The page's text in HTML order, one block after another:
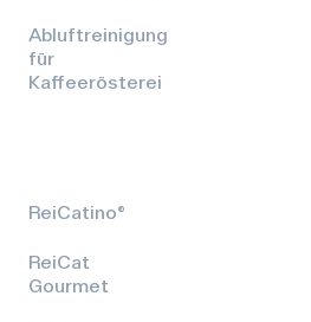
Abluftreinigung
für
Kaffeerösterei
ReiCatino®
ReiCat
Gourmet